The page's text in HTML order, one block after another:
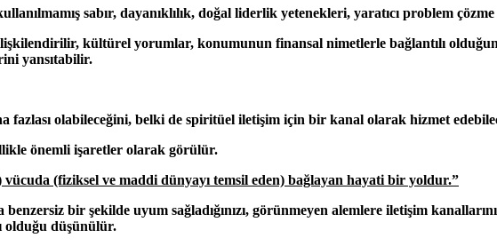
sabır, dayanıklılık, doğal liderlik yetenekleri, yaratıcı problem
kültürel yorumlar, konumunun finansal nimetlerle bağlantılı
yansıtabilir.
olabileceğini, belki de spiritüel iletişim için bir kanal olarak hizmet
önemli işaretler olarak görülür.
vücuda (fiziksel ve maddi dünyayı temsil eden) bağlayan hayati bir yoldur.”
bir şekilde uyum sağladığınızı, görünmeyen alemlere iletişim
olduğu düşünülür.